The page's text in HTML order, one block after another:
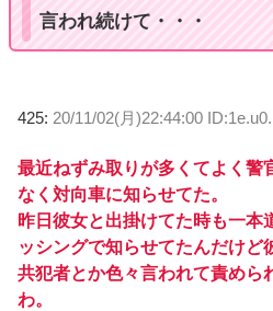
言われ続けて・・・
425: 20/11/02(月)22:44:00
最近ねずみ取りが多くてよく警
なく対向車に知らせてた。
昨日彼女と出掛けてた時も一本
ッシングで知らせてたんだけど
共犯者とか色々言われて責めら
わ。